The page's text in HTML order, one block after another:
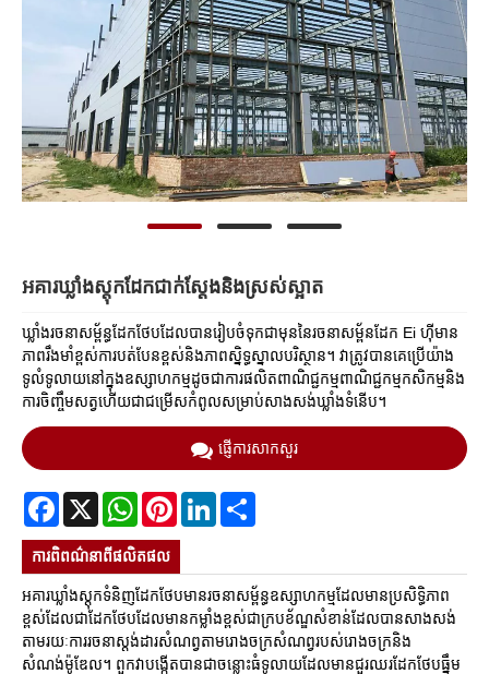
អគារឃ្លាំងស្តុកដែកជាក់ស្តែងនិងស្រស់ស្អាត
ឃ្លាំងរចនាសម្ព័ន្ធដែកថែបដែលបានរៀបចំទុកជាមុននៃរចនាសម្ព័នដែក Ei ហ៊ីមាន
ភាពរឹងមាំខ្ពស់ការបត់បែនខ្ពស់និងភាពស្និទ្ធស្នាលបរិស្ថាន។ វាត្រូវបានគេប្រើយ៉ាង
ទូលំទូលាយនៅក្នុងឧស្សាហកម្មដូចជាការផលិតពាណិជ្ជកម្មពាណិជ្ជកម្មកសិកម្មនិង
ការចិញ្ចឹមសត្វហើយជាជម្រើសកំពូលសម្រាប់សាងសង់ឃ្លាំងទំនើប។
ផ្ញើការសាកសួរ
Facebook
X WhatsAppPinterestLinkedIn
ការ​ពិពណ៌នា​ពី​ផលិតផល
អគារឃ្លាំងស្តុកទំនិញដែកថែបមានរចនាសម្ព័ន្ធឧស្សាហកម្មដែលមានប្រសិទ្ធិភាព
ខ្ពស់ដែលជាដែកថែបដែលមានកម្លាំងខ្ពស់ជាក្របខ័ណ្ឌសំខាន់ដែលបានសាងសង់
តាមរយៈការរចនាស្តង់ដារសំណព្វតាមរោងចក្រសំណព្វរបស់រោងចក្រនិង
សំណង់ម៉ូឌែល។ ពួកវាបង្កើតបានជាចន្លោះធំទូលាយដែលមានជួរឈរដែកថែបធ្នឹម